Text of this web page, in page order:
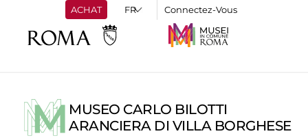
ACHAT Connectez-Vous
MUSEO CARLO BILOTTI
ARANCIERA DI VILLA BORGHESE